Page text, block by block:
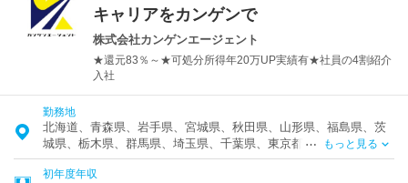
キャリアをカンゲンで
株式会社カンゲンエージェント
★還元83％～★可処分所得年20万UP実績有★社員の4割紹介
入社
勤務地
北海道、青森県、岩手県、宮城県、秋田県、山形県、福島県、茨
城県、栃木県、群馬県、埼玉県、千葉県、東京都、神奈川県、富
山県、石川県、福井県、新潟県、山梨県、長野県、岐阜県、静岡
県、愛知県、三重県、滋賀県、京都府、大阪府、兵庫県、奈良
もっと見る
初年度年収